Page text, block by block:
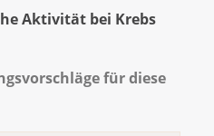
Aktivität bei Krebs
für diese